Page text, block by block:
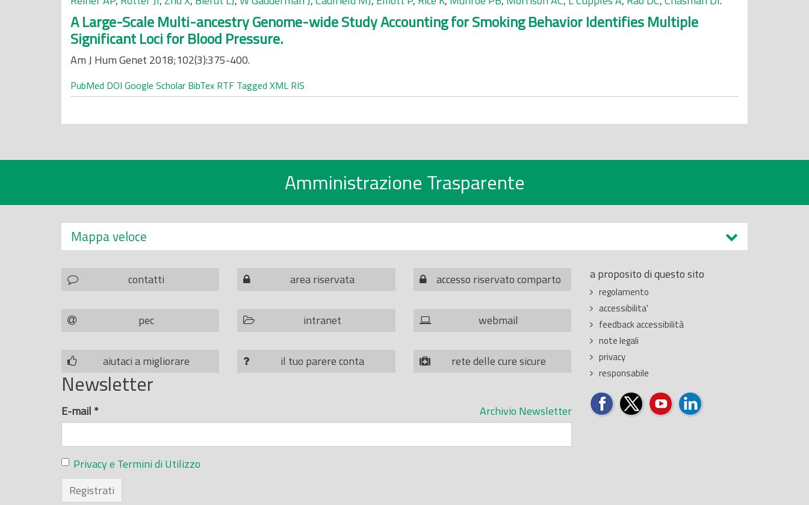
A Large-Scale Multi-ancestry Genome-wide Study Accounting for Smoking Behavior Identifies Multiple
Significant Loci for Blood Pressure.
Am J Hum Genet 2018;102(3):375-400.
PubMed DOI Google Scholar BibTex RTF Tagged XML RIS
Amministrazione Trasparente
Mappa veloce
contatti area riservata accesso riservato comparto
pec intranet webmail
aiutaci a migliorare il tuo parere conta rete delle cure sicure
a proposito di questo sito
regolamento
accessibilita'
feedback accessibilità
note legali
privacy
responsabile
Newsletter
Archivio Newsletter
E-mail *
Privacy e Termini di Utilizzo
Registrati